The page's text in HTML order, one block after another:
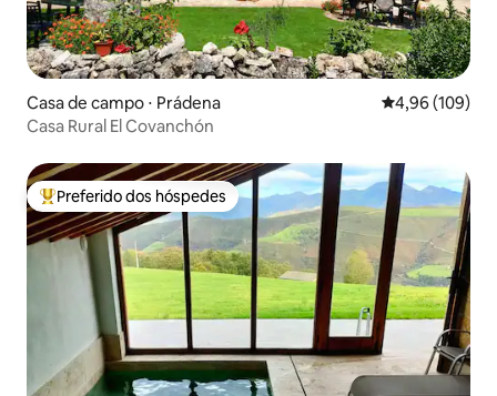
Casa de campo ⋅ Prádena 4,96 de uma
4,96 (109)
Casa Rural El Covanchón
Entre os melhores preferidos dos hóspedes
Preferido dos hóspedes